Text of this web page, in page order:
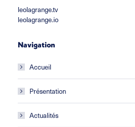
leolagrange.tv
leolagrange.io
Navigation
Accueil
Présentation
Actualités